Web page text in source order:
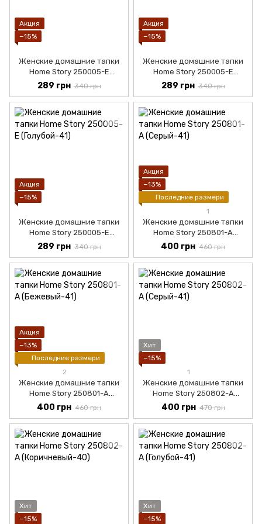
Акция
−15%
Женские домашние тапки
Home Story 250005-Е
(Фиолетовый-36)
289 грн 340 грн
Акция
−15%
Женские домашние тапки
Home Story 250005-Е
(Розовый-36)
289 грн 340 грн
Акция
−15%
Женские домашние тапки
Home Story 250005-Е
(Голубой-36)
289 грн 340 грн
Акция
−13%
Последние размери
1
Женские домашние тапки
Home Story 250801-А
(Серый-36)
400 грн 460 грн
Акция
−13%
Последние размери
2
Женские домашние тапки
Home Story 250801-А
(Бежевый-36)
400 грн 460 грн
Хит
−15%
1
Женские домашние тапки
Home Story 250802-А
(Серый-36)
400 грн 470 грн
Хит
−15%
Хит
−15%